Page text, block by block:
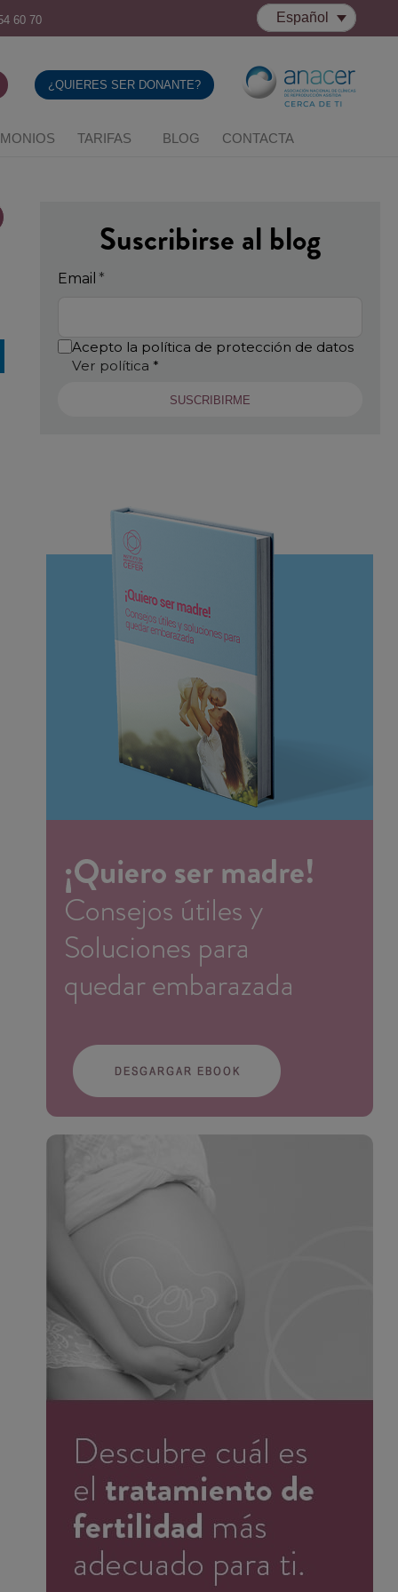
60 70 Español
¿QUIERES SER DONANTE?
TARIFAS BLOG CONTACTA
Suscribirse al blog
Email *
Acepto la política de protección de datos
Ver política *
SUSCRIBIRME